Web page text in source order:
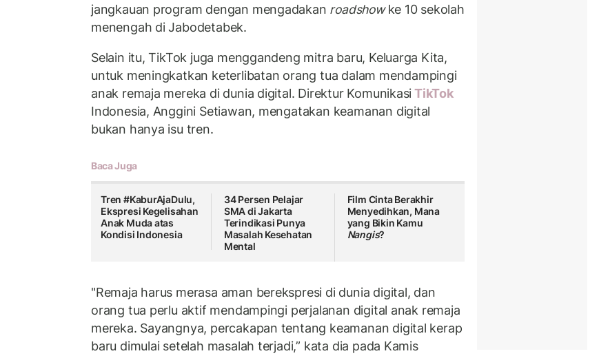
jangkauan program dengan mengadakan roadshowke 10 sekolah
menengah di Jabodetabek.
Selain itu, TikTok juga menggandeng mitra baru, Keluarga Kita,
untuk meningkatkan keterlibatan orang tua dalam mendampingi
anak remaja mereka di dunia digital. Direktur KomunikasiTikTok
Indonesia, Anggini Setiawan, mengatakan keamanan digital
bukan hanya isu tren.
Baca Juga
Tren #KaburAjaDulu,
Ekspresi Kegelisahan
Anak Muda atas
Kondisi Indonesia
34 Persen Pelajar
SMA di Jakarta
Terindikasi Punya
Masalah Kesehatan
Mental
Film Cinta Berakhir
Menyedihkan, Mana
yang Bikin Kamu
Nangis?
"Remaja harus merasa aman berekspresi di dunia digital, dan
orang tua perlu aktif mendampingi perjalanan digital anak remaja
mereka. Sayangnya, percakapan tentang keamanan digital kerap
baru dimulai setelah masalah terjadi,” kata dia pada Kamis